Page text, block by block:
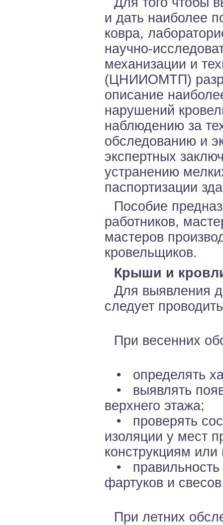
и дать наиболее
ковра,
научно-
механизации и
(ЦНИИОМТП)
описание
нарушений
наблюдению за
обследованию и
экспертных
устранению
паспортизации
Пособие
работников,
мастеров
кровельщиков.
Крыши и
Для выявления
следует
При весенних
• определять
• выявлять
верхнего этажа;
• проверять
изоляции у мест
конструкциям
• правильность
фартуков и
При летних